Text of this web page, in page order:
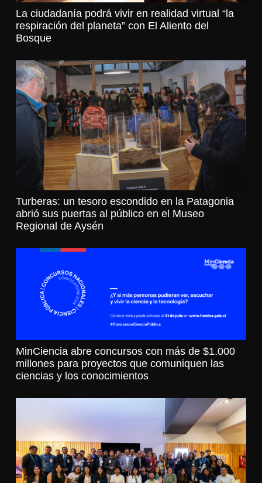
La ciudadanía podrá vivir en realidad virtual “la
respiración del planeta” con El Aliento del
Bosque
Turberas: un tesoro escondido en la Patagonia
abrió sus puertas al público en el Museo
Regional de Aysén
MinCiencia abre concursos con más de $1.000
millones para proyectos que comuniquen las
ciencias y los conocimientos